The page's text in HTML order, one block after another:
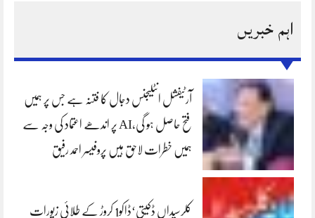
اہم خبریں
آرٹیفشل انٹلیجنس دجال کا فتنہ ہے جس پر ہمیں
فتح حاصل ہو گی،AI پر اندھے اعتماد کی وجہ سے
ہمیں خطرات لاحق ہیں پروفیسر احمد رفیق
کلرسیداں ڈکیتی‘ڈاکو1 کروڑ کے طلائی زیورات